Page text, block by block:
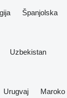
Španjolska
Uzbekistan
Urugvaj
Maroko